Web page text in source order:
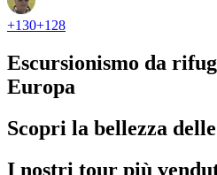
+130+128
Escursionismo da
Europa
Scopri la bellezza
I nostri tour più